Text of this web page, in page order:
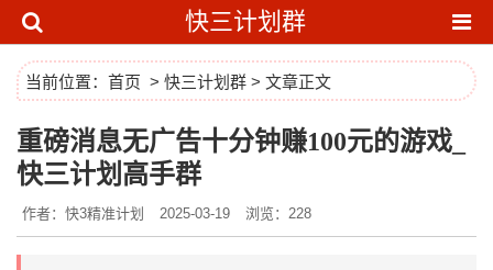
快三计划群
当前位置： 首页 > 快三计划群 > 文章正文
重磅消息无广告十分钟赚100元的游戏_
快三计划高手群
作者：快3精准计划 2025-03-19 浏览：228